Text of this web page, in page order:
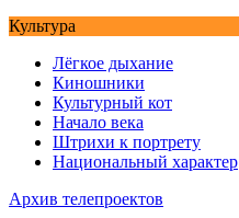
Культура
Лёгкое дыхание
Киношники
Культурный кот
Начало века
Штрихи к портрету
Национальный характер
Архив телепроектов